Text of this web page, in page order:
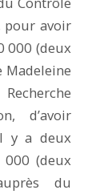
pour avoir
000 (deux
Madeleine
d’avoir
y a deux
(deux
du